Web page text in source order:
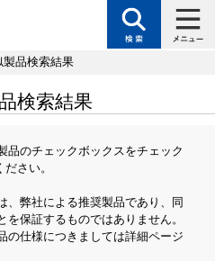
製品検索結果
検索結果
品のチェックボックスをチェック
さい。
、弊社による推奨製品であり、同
保証するものではありません。
の仕様につきましては詳細ページ